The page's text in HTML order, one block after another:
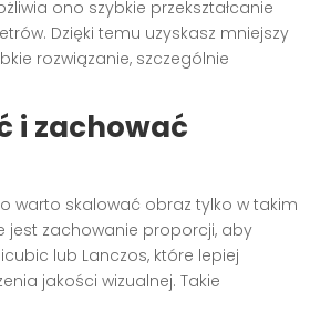
ono szybkie przekształcanie
Dzięki temu uzyskasz mniejszy
rozwiązanie, szczególnie
i zachować
warto skalować obraz tylko w takim
jest zachowanie proporcji, aby
lub Lanczos, które lepiej
jakości wizualnej. Takie